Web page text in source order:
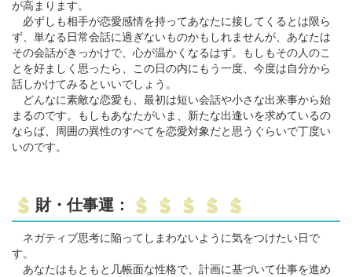
が高まります。
必ずしも相手が恋愛感情を持ってあなたに接してくるとは限ら
ず、単なる日常会話に過ぎないものかもしれませんが、あなたは
その会話がきっかけで、心が温かくなるはず。もしもその人のこ
とを好ましく思ったら、この日の内にもう一度、今度は自分から
話しかけてみるといいでしょう。
どんなに素敵な恋愛も、最初は短い会話や小さな出来事から始
まるのです。もしもあなたがいま、新たな出逢いを求めているの
ならば、周囲の異性のすべてを恋愛対象だと思うぐらいで丁度い
いのです。
財・仕事運：
ネガティブ思考に陥ってしまわないように気をつけたい日で
す。
あなたはもともと几帳面な性格で、計画に基づいて仕事を進め